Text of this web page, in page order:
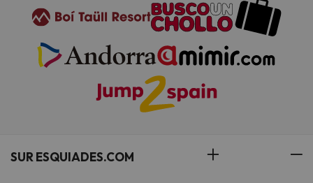
SUR ESQUIADES.COM